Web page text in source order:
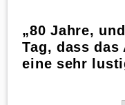
„80 Jahre,
Tag, dass
eine sehr